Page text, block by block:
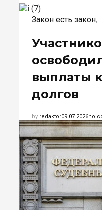
Закон есть закон,
выплаты
долгов
by redaktor09.07.2026no